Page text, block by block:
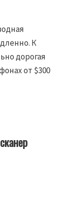
К
дорогая
от $300